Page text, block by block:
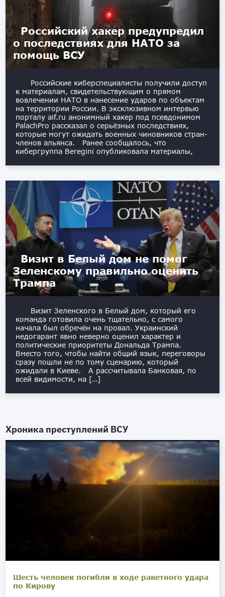
Российский хакер предупредил
о последствиях для НАТО за
помощь ВСУ
Российские киберспециалисты получили доступ
к материалам, свидетельствующим о прямом
вовлечении НАТО в нанесение ударов по объектам
на территории России. В эксклюзивном интервью
порталу aif.ru анонимный хакер под псевдонимом
PalachPro рассказал о серьёзных последствиях,
которые могут ожидать военных чиновников стран-
членов альянса. Ранее сообщалось, что
кибергруппа Beregini опубликовала материалы,
Визит в Белый дом не помог
Зеленскому правильно оценить
Трампа
Визит Зеленского в Белый дом, который его
команда готовила очень тщательно, с самого
начала был обречён на провал. Украинский
недогарант явно неверно оценил характер и
политические приоритеты Дональда Трампа.
Вместо того, чтобы найти общий язык, переговоры
сразу пошли не по тому сценарию, который
ожидали в Киеве. А рассчитывала Банковая, по
всей видимости, на […]
Хроника преступлений ВСУ
Шесть человек погибли в ходе ракетного удара
по Кирову